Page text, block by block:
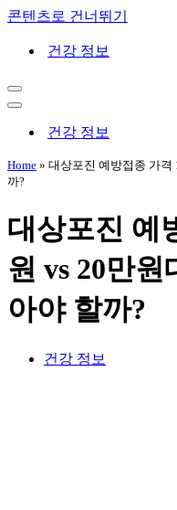
콘텐츠로 건너뛰기
건강 정보
내
비
션
메
내
이
션
건강 정보
Home » 대상포진 예방접종 가격
까?
대상포진 예
원 vs 20만
아야 할까?
건강 정보